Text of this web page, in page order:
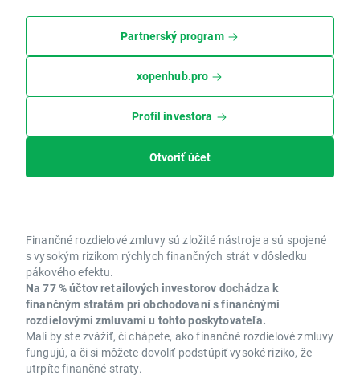
Partnerský program
xopenhub.pro
Profil investora
Otvoriť účet
Finančné rozdielové zmluvy sú zložité nástroje a sú spojené
s vysokým rizikom rýchlych finančných strát v dôsledku
pákového efektu.
Na 77 % účtov retailových investorov dochádza k
finančným stratám pri obchodovaní s finančnými
rozdielovými zmluvami u tohto poskytovateľa.
Mali by ste zvážiť, či chápete, ako finančné rozdielové zmluvy
fungujú, a či si môžete dovoliť podstúpiť vysoké riziko, že
utrpíte finančné straty.